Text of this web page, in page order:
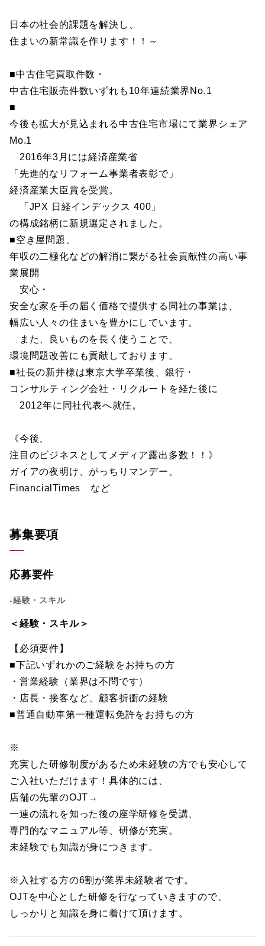
日本の社会的課題を解決し、
住まいの新常識を作ります！！～
■中古住宅買取件数・
中古住宅販売件数いずれも10年連続業界No.1
■
今後も拡大が見込まれる中古住宅市場にて業界シェア
Mo.1
2016年3月には経済産業省
「先進的なリフォーム事業者表彰で」
経済産業大臣賞を受賞。
「JPX 日経インデックス 400」
の構成銘柄に新規選定されました。
■空き屋問題、
年収の二極化などの解消に繋がる社会貢献性の高い事
業展開
安心・
安全な家を手の届く価格で提供する同社の事業は、
幅広い人々の住まいを豊かにしています。
また、良いものを長く使うことで、
環境問題改善にも貢献しております。
■社長の新井様は東京大学卒業後、銀行・
コンサルティング会社・リクルートを経た後に
2012年に同社代表へ就任。
《今後、
注目のビジネスとしてメディア露出多数！！》
ガイアの夜明け、がっちりマンデー、
FinancialTimes など
募集要項
応募要件
-経験・スキル
＜経験・スキル＞
【必須要件】
■下記いずれかのご経験をお持ちの方
・営業経験（業界は不問です）
・店長・接客など、顧客折衝の経験
■普通自動車第一種運転免許をお持ちの方
※
充実した研修制度があるため未経験の方でも安心して
ご入社いただけます！具体的には、
店舗の先輩のOJT→
一連の流れを知った後の座学研修を受講、
専門的なマニュアル等、研修が充実。
未経験でも知識が身につきます。
※入社する方の6割が業界未経験者です。
OJTを中心とした研修を行なっていきますので、
しっかりと知識を身に着けて頂けます。